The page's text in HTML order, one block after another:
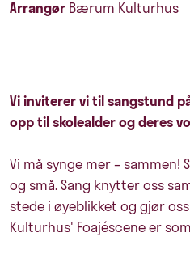
Arrangør Bærum Kulturhus
Vi inviterer vi til sangstund
opp til skolealder og deres
Vi må synge mer – sammen!
og små. Sang knytter oss
stede i øyeblikket og gjør
Kulturhus' Foajéscene er